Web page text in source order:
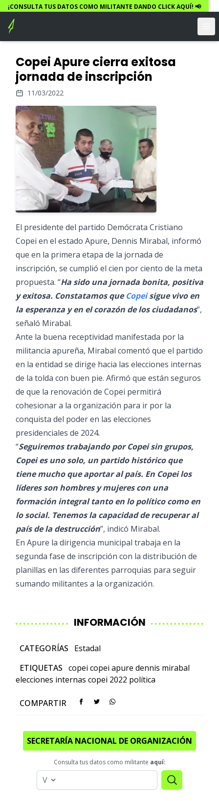
¡CONSULTA TUS DATOS COMO MILITANTE DANDO CLICK AQUÍ! 📢
Copei Apure cierra exitosa
jornada de inscripción
11/03/2022
El presidente del partido Demócrata Cristiano
Copei en el estado Apure, Dennis Mirabal, informó
que en la primera etapa de la jornada de
inscripción, se cumplió el cien por ciento de la meta
propuesta. “Ha sido una jornada bonita, positiva
y exitosa. Constatamos queCopeisigue vivo en
la esperanza y en el corazón de los ciudadanos”,
señaló Mirabal.
Ante la buena receptividad manifestada por la
militancia apureña, Mirabal comentó que el partido
en la entidad se dirige hacia las elecciones internas
de la tolda con buen pie. Afirmó que están seguros
de que la renovación de Copei permitirá
cohesionar a la organización para ir por la
conquista del poder en las elecciones
presidenciales de 2024.
“Seguiremos trabajando por Copei sin grupos,
Copei es uno solo, un partido histórico que
tiene mucho que aportar al país. En Copei los
líderes son hombres y mujeres con una
formación integral tanto en lo político como en
lo social. Tenemos la capacidad de recuperar al
país de la destrucción”, indicó Mirabal.
En Apure la dirigencia municipal trabaja en la
segunda fase de inscripción con la distribución de
planillas en las diferentes parroquias para seguir
sumando militantes a la organización.
INFORMACIÓN
CATEGORÍAS
Estadal
ETIQUETAS copei copei apure dennis mirabal
elecciones internas copei 2022 política
COMPARTIR
SECRETARÍA NACIONAL DE ORGANIZACIÓN
Consulta tus datos como militante aquí: